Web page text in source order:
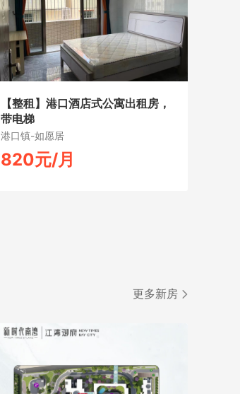
【整租】港口酒店式公寓出租房，
带电梯
港口镇-如愿居
820元/月
更多新房